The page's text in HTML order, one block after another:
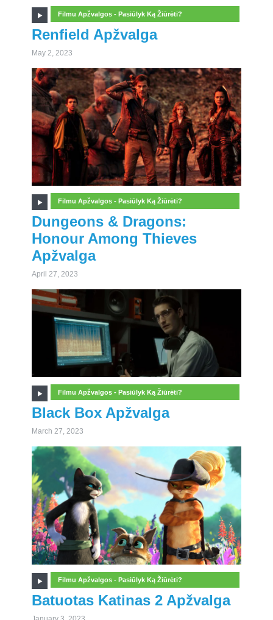
Filmu Apžvalgos - Pasiūlyk Ką Žiūrėti?
Renfield Apžvalga
May 2, 2023
Filmu Apžvalgos - Pasiūlyk Ką Žiūrėti?
Dungeons & Dragons:
Honour Among Thieves
Apžvalga
April 27, 2023
Filmu Apžvalgos - Pasiūlyk Ką Žiūrėti?
Black Box Apžvalga
March 27, 2023
Filmu Apžvalgos - Pasiūlyk Ką Žiūrėti?
Batuotas Katinas 2 Apžvalga